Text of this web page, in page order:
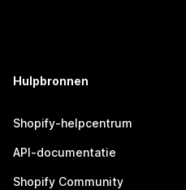
Hulpbronnen
Shopify-helpcentrum
API-documentatie
Shopify Community